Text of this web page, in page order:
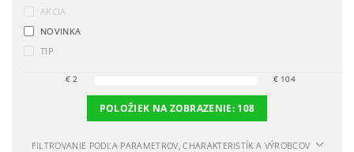
AKCIA
NOVINKA
TIP
€2 € 104
POLOŽIEK NA ZOBRAZENIE: 108
FILTROVANIE PODĽA PARAMETROV, CHARAKTERISTÍK A VÝROBCOV